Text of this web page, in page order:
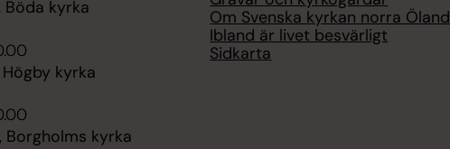
Böda kyrka
kyrka
Borgholms kyrka
Om Svenska kyrkan norra Öland
Ibland är livet besvärligt
Sidkarta